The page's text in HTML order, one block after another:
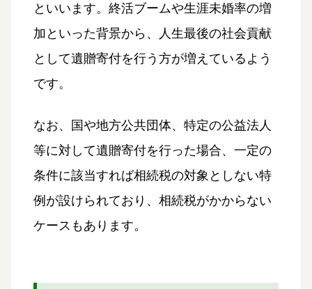
といいます。終活ブームや生涯未婚率の増
加といった背景から、人生最後の社会貢献
として遺贈寄付を行う方が増えているよう
です。
なお、国や地方公共団体、特定の公益法人
等に対して遺贈寄付を行った場合、一定の
条件に該当すれば相続税の対象としない特
例が設けられており、相続税がかからない
ケースもあります。